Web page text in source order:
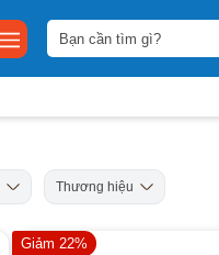
Tìm
kiếm:
Thương hiệu
Giảm 22%